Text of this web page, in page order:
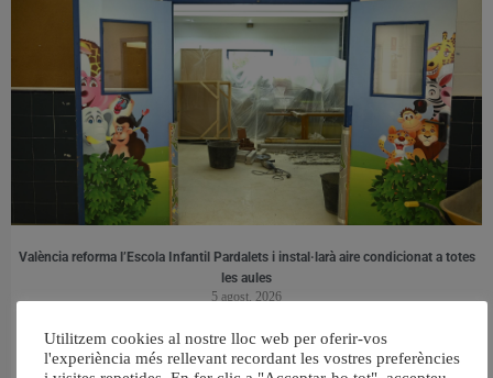
València reforma l’Escola Infantil Pardalets i instal·larà aire condicionat a totes
les aules
5 agost, 2026
Utilitzem cookies al nostre lloc web per oferir-vos
l'experiència més rellevant recordant les vostres preferències